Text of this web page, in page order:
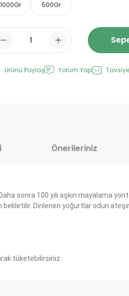
1000Gr 500Gr
Ürünü Paylaş Yorum Yap
Önerileriniz
sonra 100 yılı aşkın mayalama
Dinlenen yoğurtlar odun
tüketebilirsiniz.